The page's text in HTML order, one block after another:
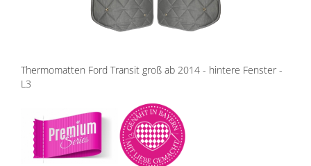
Thermomatten Ford Transit groß ab 2014 - hintere Fenster -
L3